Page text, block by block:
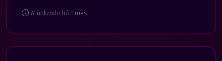
Atualizado há 1 mês